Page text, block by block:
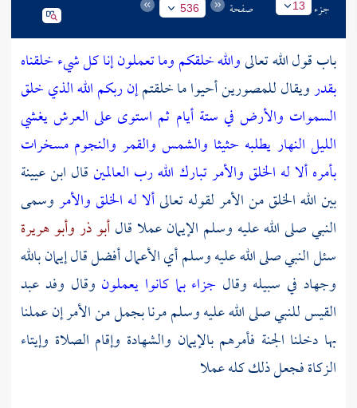
جزء 13 صفحة 536
باب قول الله تعالىوالله خلقكم وما تعملونإنا كل شيء خلقناه
بقدرويقال للمصورين أحيوا ما خلقتمإن ربكم الله الذي خلق
السموات والأرض في ستة أيام ثم استوى على العرش يغشي
الليل النهار يطلبه حثيثا والشمس والقمر والنجوم مسخرات
بأمره ألا له الخلق والأمر تبارك الله رب العالمينقال ابن عيينة
بين الله الخلق من الأمر لقوله تعالىألا له الخلق والأمروسمى
النبي صلى الله عليه وسلم الإيمان عملا قالأبو ذروأبو هريرة
سئل النبي صلى الله عليه وسلم أي الأعمال أفضل قال إيمان بالله
وجهاد في سبيله وقال جزاء بما كانوا يعملون وقال وفد عبد
القيسللنبي صلى الله عليه وسلم مرنا بجمل من الأمر إن عملنا
بها دخلنا الجنة فأمرهم بالإيمان والشهادة وإقام الصلاة وإيتاء
الزكاة فجعل ذلك كله عملا